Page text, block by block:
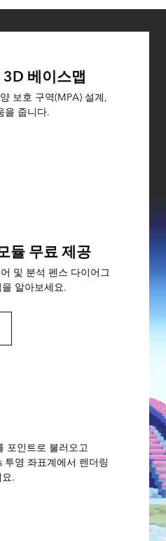
베이스맵
보호 구역(MPA) 설계,
을 줍니다.
듈 무료 제공
및 분석 펜스 다이어그
알아보세요.
포인트로 불러오고
영 좌표계에서 렌더링
.